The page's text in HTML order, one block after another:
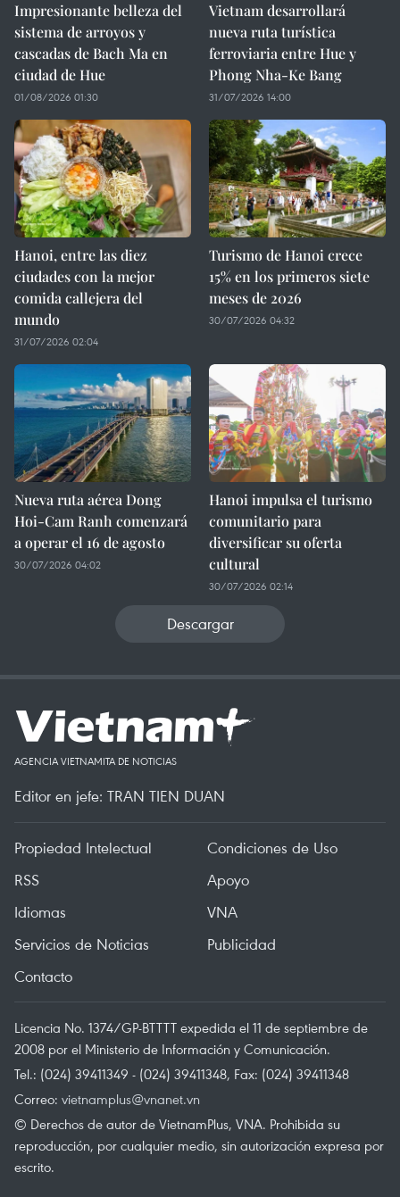
Impresionante belleza del
sistema de arroyos y
cascadas de Bach Ma en
ciudad de Hue
01/08/2026 01:30
Vietnam desarrollará
nueva ruta turística
ferroviaria entre Hue y
Phong Nha-Ke Bang
31/07/2026 14:00
Hanoi, entre las diez
ciudades con la mejor
comida callejera del
mundo
31/07/2026 02:04
Turismo de Hanoi crece
15% en los primeros siete
meses de 2026
30/07/2026 04:32
Nueva ruta aérea Dong
Hoi-Cam Ranh comenzará
a operar el 16 de agosto
30/07/2026 04:02
Hanoi impulsa el turismo
comunitario para
diversificar su oferta
cultural
30/07/2026 02:14
Descargar
AGENCIA VIETNAMITA DE NOTICIAS
Editor en jefe: TRAN TIEN DUAN
Propiedad Intelectual
Condiciones de Uso
RSS
Apoyo
Idiomas
VNA
Servicios de Noticias
Publicidad
Contacto
Licencia No. 1374/GP-BTTTT expedida el 11 de septiembre de
2008 por el Ministerio de Información y Comunicación.
Tel.: (024) 39411349 - (024) 39411348, Fax: (024) 39411348
Correo: vietnamplus@vnanet.vn
© Derechos de autor de VietnamPlus, VNA. Prohibida su
reproducción, por cualquier medio, sin autorización expresa por
escrito.